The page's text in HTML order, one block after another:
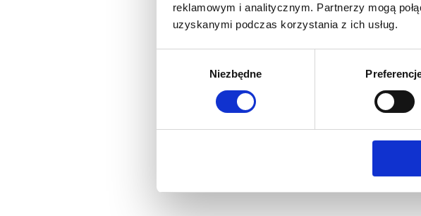
reklamowym i analitycznym. Partnerzy mogą
uzyskanymi podczas korzystania z ich usług.
Niezbędne